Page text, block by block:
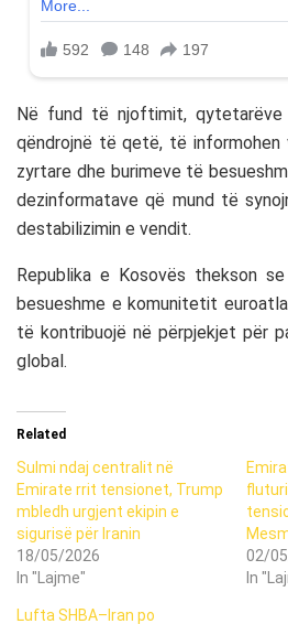
Në fund të njoftimit,
qëndrojnë të qetë, të informohen
zyrtare dhe burimeve të
dezinformatave që mund të
destabilizimin e vendit.
Republika e Kosovës thekson
besueshme e komunitetit
të kontribuojë në përpjekjet për
global.
Related
Sulmi ndaj centralit në
Emirate rrit tensionet, Trump
mbledh urgjent ekipin e
sigurisë për Iranin
18/05/2026
In "Lajme"
02/
In
Lufta SHBA–Iran po